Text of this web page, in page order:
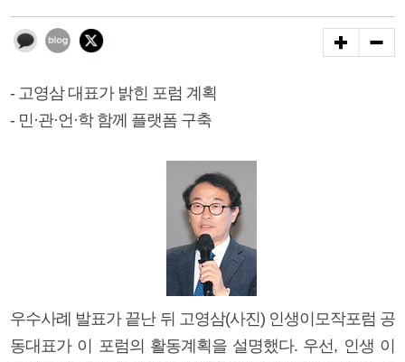
- 고영삼 대표가 밝힌 포럼 계획
- 민·관·언·학 함께 플랫폼 구축
우수사례 발표가 끝난 뒤 고영삼(사진) 인생이모작포럼 공
동대표가 이 포럼의 활동계획을 설명했다. 우선, 인생 이